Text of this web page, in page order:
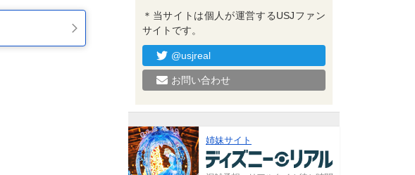
＊当サイトは個人が運営するUSJファン
サイトです。
@usjreal
お問い合わせ
姉妹サイト